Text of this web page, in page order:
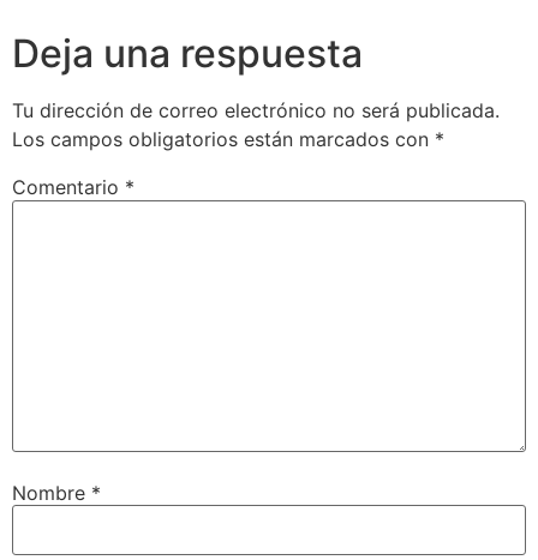
Deja una respuesta
Tu dirección de correo electrónico no será publicada.
Los campos obligatorios están marcados con *
Comentario *
Nombre *